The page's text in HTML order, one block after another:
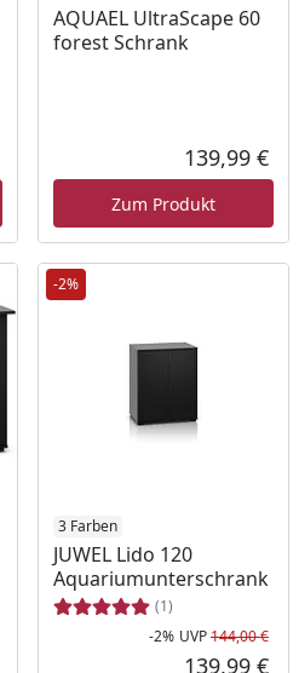
Preis
AQUAEL UltraScape 60
forest Schrank
139,99 €
Zum Produkt
-2%
3 Farben
JUWEL Lido 120
Aquariumunterschrank
(1)
-2% UVP144,00 €
139,99 €